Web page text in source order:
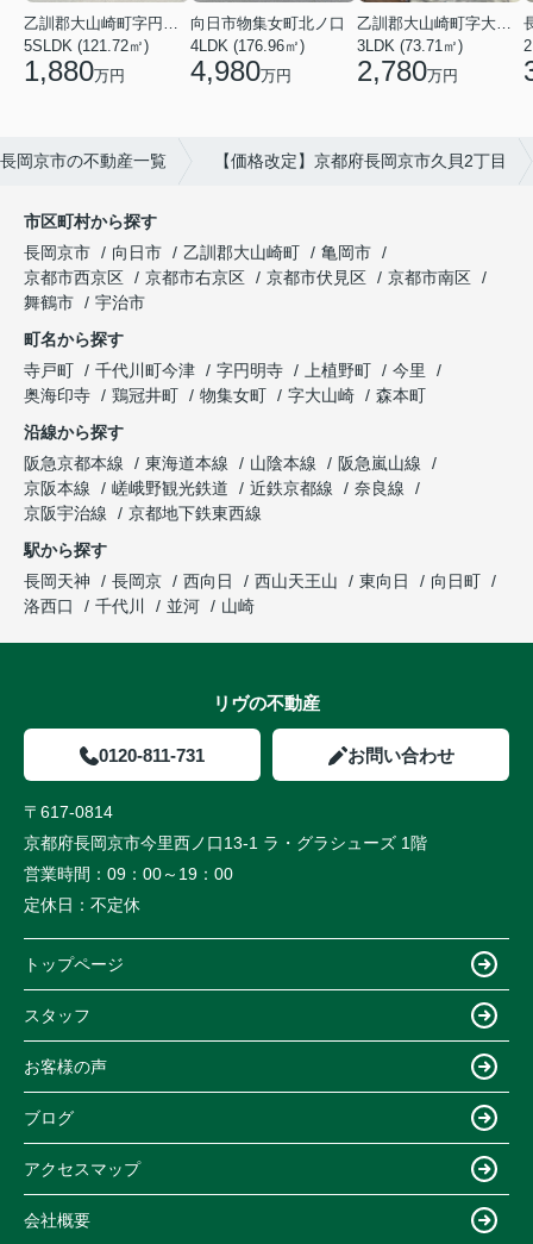
乙訓郡大山崎町字円明寺小字脇山
5SLDK (121.72㎡)
1,880万円
向日市物集女町北ノ口
4LDK (176.96㎡)
4,980万円
乙訓郡大山崎町字大山崎小字西高田
3LDK (73.71㎡)
2,780万円
長岡京市の不動産一覧 【価格改定】京都府長岡京市久貝2丁目
市区町村から探す
長岡京市
向日市 乙訓郡大山崎町
亀岡市
京都市西京区
京都市右京区 京都市伏見区
京都市南区
舞鶴市
宇治市
町名から探す
寺戸町
千代川町今津 字円明寺 上植野町
今里
奥海印寺
鶏冠井町 物集女町 字大山崎
森本町
沿線から探す
阪急京都本線
東海道本線 山陰本線
阪急嵐山線
京阪本線
嵯峨野観光鉄道 近鉄京都線
奈良線
京阪宇治線
京都地下鉄東西線
駅から探す
長岡天神
長岡京 西向日 西山天王山 東向日
向日町
洛西口
千代川 並河 山崎
リヴの不動産
0120-811-731 お問い合わせ
〒617-0814
京都府長岡京市今里西ノ口13-1 ラ・グラシューズ 1階
営業時間： 09：00～19：00
定休日： 不定休
トップページ
スタッフ
お客様の声
ブログ
アクセスマップ
会社概要